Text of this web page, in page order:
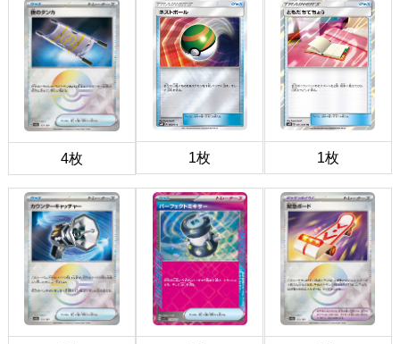
4枚 1枚 1枚